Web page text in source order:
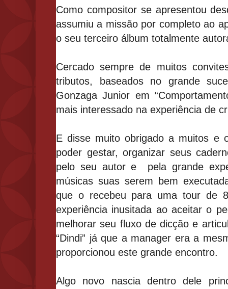
Como compositor se apresentou
assumiu a missão por completo ao
o seu terceiro álbum totalmente
Cercado sempre de muitos
tributos, baseados no grande
Gonzaga Junior em
mais interessado na experiência de
E disse muito obrigado a muitos e
poder gestar, organizar seus
pelo seu autor e pela grande
músicas suas serem bem
que o recebeu para uma tour de
experiência inusitada ao aceitar o
melhorar seu fluxo de dicção e
“Dindi” já que a manager era a
proporcionou este grande encontro.
Algo novo nascia dentro dele